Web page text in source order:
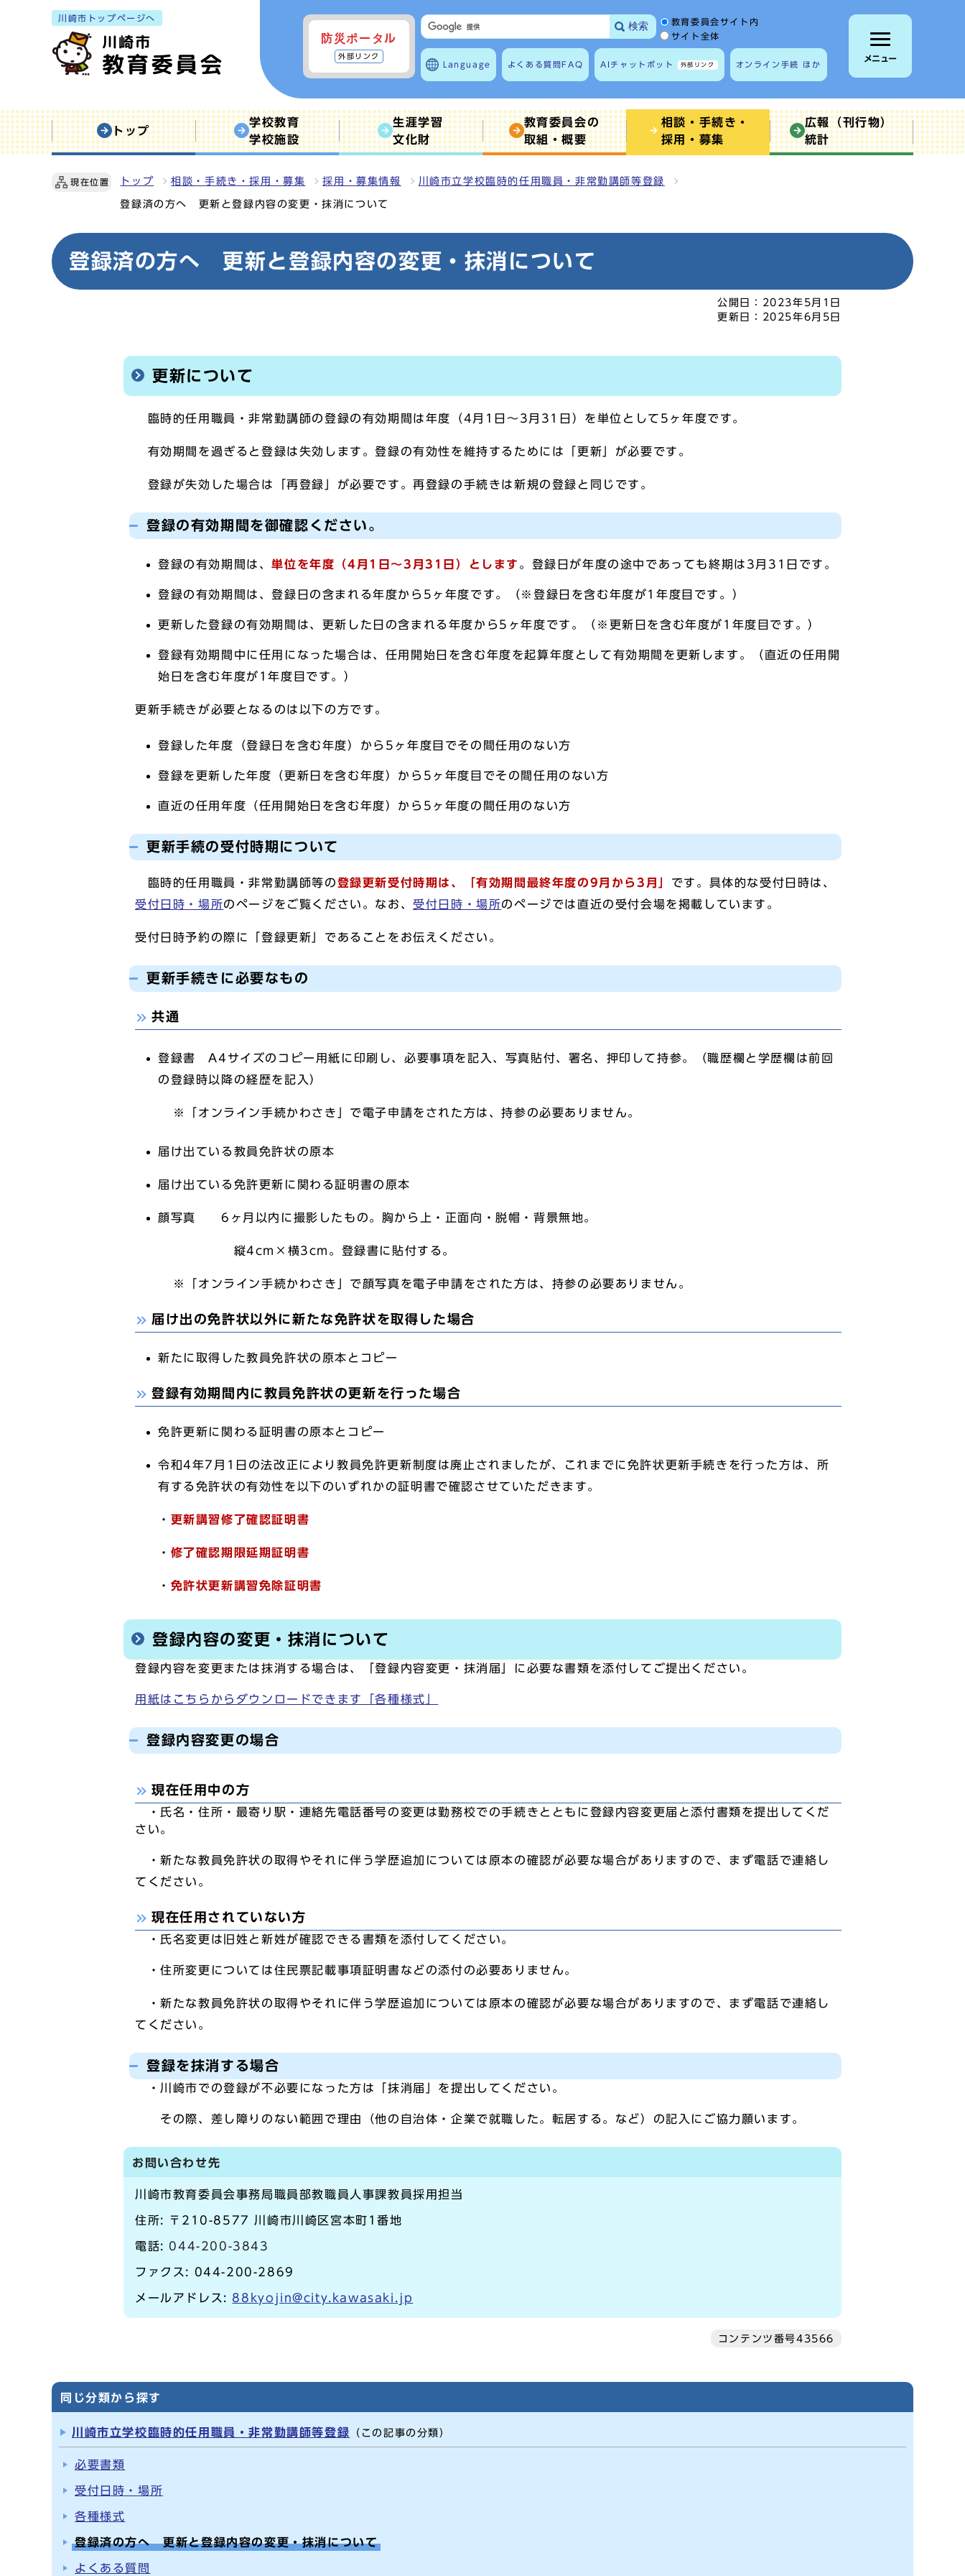
川崎市トップページへ
防災ポータル
外部リンク
検索 サイト内検索の範囲
教育委員会サイト内
サイト全体
Language よくある質問 FAQ AIチャットボット 外部リンク オンライン手続 ほか
メニュー
トップ
学校教育
学校施設
生涯学習
文化財
教育委員会の
取組・概要
相談・手続き・
採用・募集
広報（刊行物）
統計
現在位置 トップ 相談・手続き・採用・募集 採用・募集情報 川崎市立学校臨時的任用職員・非常勤講師等登録
登録済の方へ 更新と登録内容の変更・抹消について
登録済の方へ 更新と登録内容の変更・抹消について
公開日：
2023年5月1日
更新日：
2025年6月5日
更新について
臨時的任用職員・非常勤講師の登録の有効期間は年度（4月1日～3月31日）を単位として5ヶ年度です。
有効期間を過ぎると登録は失効します。登録の有効性を維持するためには「更新」が必要です。
登録が失効した場合は「再登録」が必要です。再登録の手続きは新規の登録と同じです。
登録の有効期間を御確認ください。
登録の有効期間は、単位を年度（4月1日～3月31日）とします 。登録日が年度の途中であっても終期は3月31日です。
登録の有効期間は、登録日の含まれる年度から5ヶ年度です。（※登録日を含む年度が1年度目です。）
更新した登録の有効期間は、更新した日の含まれる年度から5ヶ年度です。（※更新日を含む年度が1年度目です。）
登録有効期間中に任用になった場合は、任用開始日を含む年度を起算年度として有効期間を更新します。（直近の任用開
始日を含む年度が1年度目です。）
更新手続きが必要となるのは以下の方です。
登録した年度（登録日を含む年度）から5ヶ年度目でその間任用のない方
登録を更新した年度（更新日を含む年度）から5ヶ年度目でその間任用のない方
直近の任用年度（任用開始日を含む年度）から5ヶ年度の間任用のない方
更新手続の受付時期について
臨時的任用職員・非常勤講師等の登録更新受付時期は、「有効期間最終年度の9月から3月」 です。具体的な受付日時は、
受付日時・場所のページをご覧ください。なお、 受付日時・場所のページでは直近の受付会場を掲載しています。
受付日時予約の際に「登録更新」であることをお伝えください。
更新手続きに必要なもの
共通
登録書 A4サイズのコピー用紙に印刷し、必要事項を記入、写真貼付、署名、押印して持参。（職歴欄と学歴欄は前回
の登録時以降の経歴を記入）
※「オンライン手続かわさき」で電子申請をされた方は、持参の必要ありません。
届け出ている教員免許状の原本
届け出ている免許更新に関わる証明書の原本
顔写真 6ヶ月以内に撮影したもの。胸から上・正面向・脱帽・背景無地。
縦4cm×横3cm。登録書に貼付する。
※「オンライン手続かわさき」で顔写真を電子申請をされた方は、持参の必要ありません。
届け出の免許状以外に新たな免許状を取得した場合
新たに取得した教員免許状の原本とコピー
登録有効期間内に教員免許状の更新を行った場合
免許更新に関わる証明書の原本とコピー
令和4年7月1日の法改正により教員免許更新制度は廃止されましたが、これまでに免許状更新手続きを行った方は、所
有する免許状の有効性を以下のいずれかの証明書で確認させていただきます。
・ 更新講習修了確認証明書
・ 修了確認期限延期証明書
・ 免許状更新講習免除証明書
登録内容の変更・抹消について
登録内容を変更または抹消する場合は、「登録内容変更・抹消届」に必要な書類を添付してご提出ください。
用紙はこちらからダウンロードできます「各種様式」
登録内容変更の場合
現在任用中の方
・氏名・住所・最寄り駅・連絡先電話番号の変更は勤務校での手続きとともに登録内容変更届と添付書類を提出してくだ
さい。
・新たな教員免許状の取得やそれに伴う学歴追加については原本の確認が必要な場合がありますので、まず電話で連絡し
てください。
現在任用されていない方
・氏名変更は旧姓と新姓が確認できる書類を添付してください。
・住所変更については住民票記載事項証明書などの添付の必要ありません。
・新たな教員免許状の取得やそれに伴う学歴追加については原本の確認が必要な場合がありますので、まず電話で連絡し
てください。
登録を抹消する場合
・川崎市での登録が不必要になった方は「抹消届」を提出してください。
その際、差し障りのない範囲で理由（他の自治体・企業で就職した。転居する。など）の記入にご協力願います。
お問い合わせ先
川崎市教育委員会事務局職員部教職員人事課教員採用担当
住所: 〒210-8577 川崎市川崎区宮本町1番地
電話: 044-200-3843
ファクス: 044-200-2869
メールアドレス:88kyojin@city.kawasaki.jp
コンテンツ番号43566
同じ分類から探す
川崎市立学校臨時的任用職員・非常勤講師等登録 （この記事の分類）
必要書類
受付日時・場所
各種様式
登録済の方へ 更新と登録内容の変更・抹消について
よくある質問